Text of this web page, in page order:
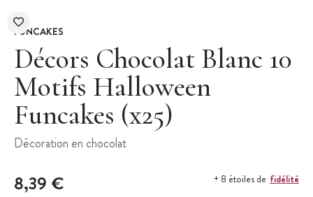
FUNCAKES
Décors Chocolat Blanc 10
Motifs Halloween
Funcakes (x25)
Décoration en chocolat
8,39 € + 8 étoiles de fidélité